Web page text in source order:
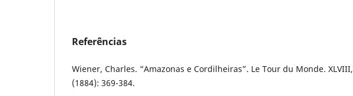
Referências
Wiener, Charles. “Amazonas e Cordilheiras”. Le Tour du Monde. XLVIII,
(1884): 369-384.